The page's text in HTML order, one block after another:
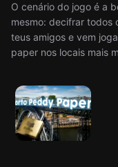
O cenário do jogo é a
mesmo: decifrar todos
teus amigos e vem
paper nos locais mais